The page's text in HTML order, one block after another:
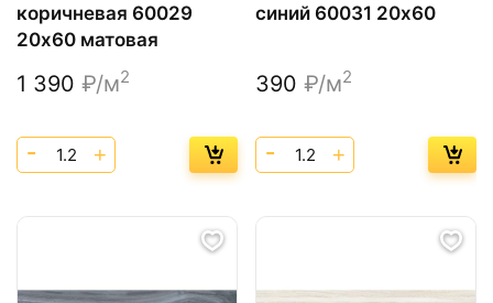
коричневая 60029
20х60 матовая
1 390 ₽/м2
синий 60031 20х60
390 ₽/м2